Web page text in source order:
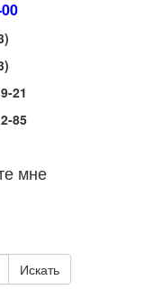
21
85
мне
Искать